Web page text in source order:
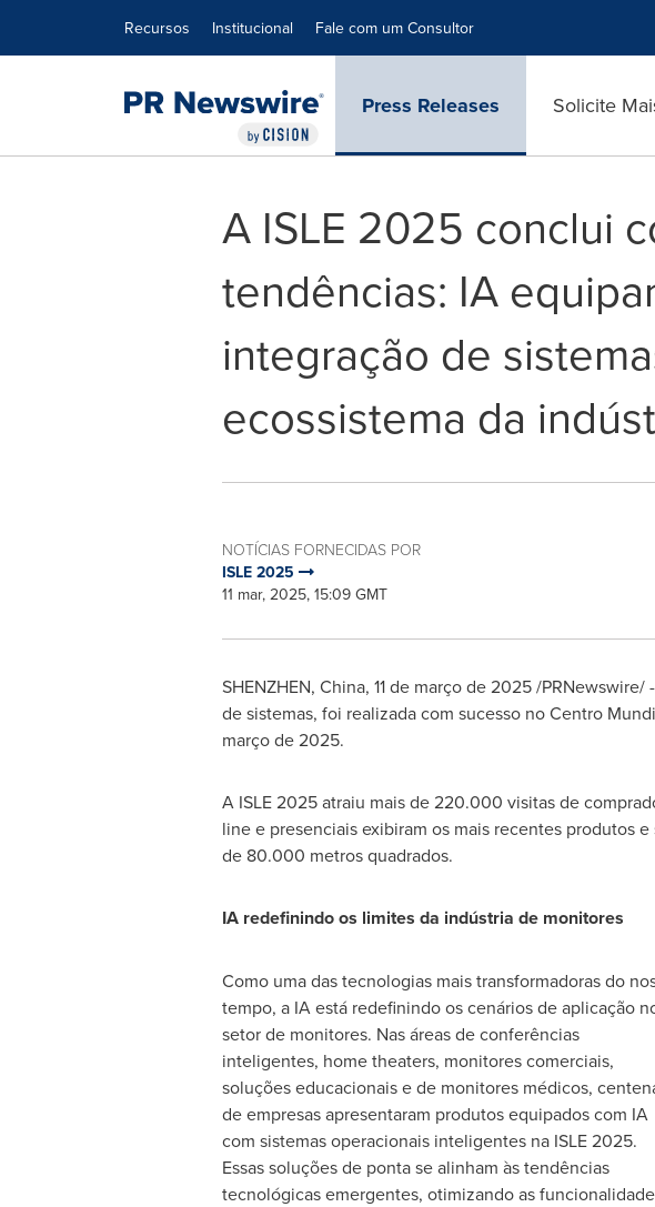
Recursos Institucional Fale com um Consultor
Press Releases Solicite
A ISLE 2025 conclui
tendências: IA
integração de
ecossistema da
NOTÍCIAS FORNECIDAS POR
ISLE 2025
11 mar, 2025, 15:09 GMT
SHENZHEN, China, 11 de março de 2025/PRNewswire/
de sistemas, foi realizada com sucesso no Centro
março de 2025.
A ISLE 2025 atraiu mais de 220.000 visitas de
line e presenciais exibiram os mais recentes produtos
de 80.000 metros quadrados.
IA redefinindo os limites da indústria de monitores
Como uma das tecnologias mais transformadoras do
tempo, a IA está redefinindo os cenários de aplicação
setor de monitores. Nas áreas de conferências
inteligentes, home theaters, monitores comerciais,
soluções educacionais e de monitores médicos,
de empresas apresentaram produtos equipados com IA
com sistemas operacionais inteligentes na ISLE 2025.
Essas soluções de ponta se alinham às tendências
tecnológicas emergentes, otimizando as